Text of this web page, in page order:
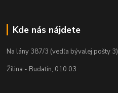
Kde nás nájdete
Na lány 387/3 (vedľa bývalej pošty 3)
Žilina - Budatín, 010 03